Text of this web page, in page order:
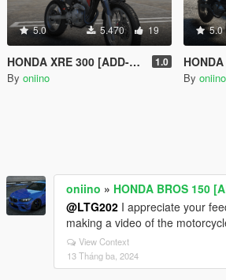
5.0 5.470 19
HONDA XRE 300 [ADD-ON] [UNLOCKED] [TUNING] 1.0
By oniino
5.0
HONDA
By oniino
oniino » HONDA BROS 150
@LTG202 I appreciate your
making a video of the
View Context
13 Tháng ba, 2024